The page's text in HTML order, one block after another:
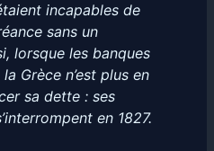
incapables de
sans un
lorsque les banques
Grèce n’est plus en
sa dette : ses
en 1827.